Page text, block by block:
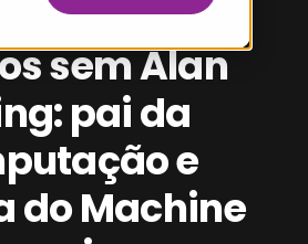
sem Alan
pai da
e
do Machine